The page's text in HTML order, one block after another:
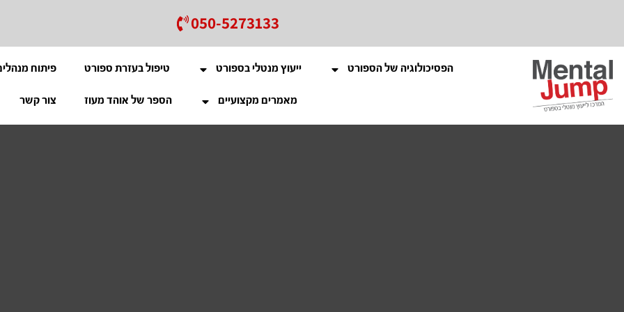
050-5273133
הפסיכולוגיה של הספורט ייעוץ מנטלי בספורט טיפול בעזרת ספורט פיתוח
מאמרים מקצועיים הספר של אוהד מעוז צור קשר